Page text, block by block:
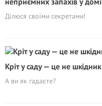
Ділюся своїми секретами!
Кріт у саду — це не шкідник
А ви як гадаєте?